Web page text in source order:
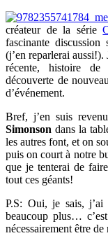
créateur de la série
fascinante discussion
(j’en reparlerai aussi!).
récente, histoire
découverte de
d’événement.
Bref, j’en suis
Simonson dans la
les autres font, et on
puis on court à notre
que je tenterai de
tout ces géants!
P.S: Oui, je sais,
beaucoup plus…
nécessairement être de